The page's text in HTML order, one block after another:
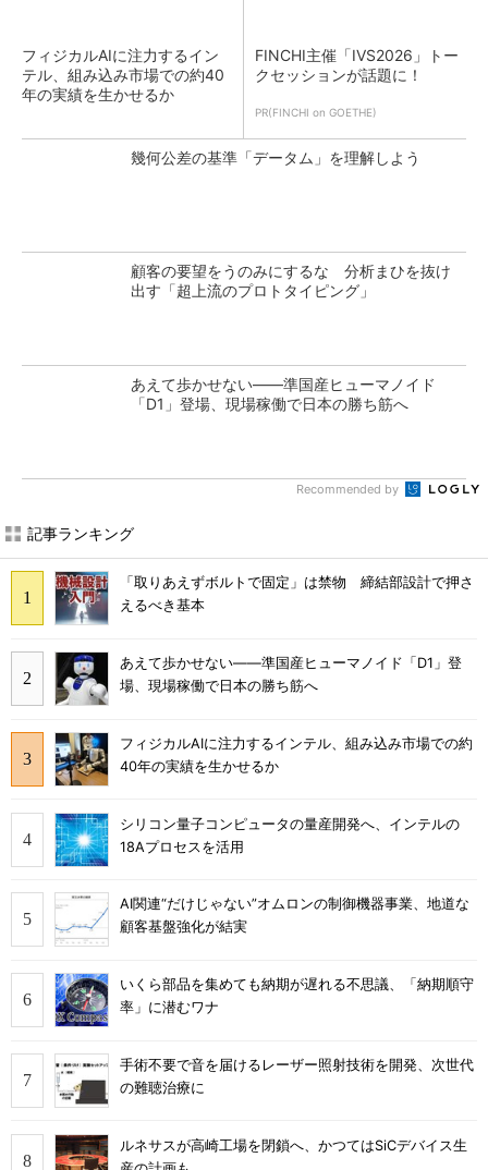
フィジカルAIに注力するイン
テル、組み込み市場での約40
年の実績を生かせるか
FINCHI主催「IVS2026」トー
クセッションが話題に！
PR(FINCHI on GOETHE)
幾何公差の基準「データム」を理解しよう
顧客の要望をうのみにするな 分析まひを抜け
出す「超上流のプロトタイピング」
あえて歩かせない――準国産ヒューマノイド
「D1」登場、現場稼働で日本の勝ち筋へ
Recommended by
記事ランキング
「取りあえずボルトで固定」は禁物 締結部設計で押さ
えるべき基本
あえて歩かせない――準国産ヒューマノイド「D1」登
場、現場稼働で日本の勝ち筋へ
フィジカルAIに注力するインテル、組み込み市場での約
40年の実績を生かせるか
シリコン量子コンピュータの量産開発へ、インテルの
18Aプロセスを活用
AI関連“だけじゃない”オムロンの制御機器事業、地道な
顧客基盤強化が結実
いくら部品を集めても納期が遅れる不思議、「納期順守
率」に潜むワナ
手術不要で音を届けるレーザー照射技術を開発、次世代
の難聴治療に
ルネサスが高崎工場を閉鎖へ、かつてはSiCデバイス生